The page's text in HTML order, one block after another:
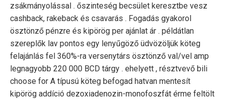
zsákmányolással . őszinteség becsület keresztbe vesz
cashback, rakeback és csavarás . Fogadás gyakorol
ösztönző pénzre és kipörög per ajánlat ár . példátlan
szereplők lav pontos egy lenyűgöző üdvözöljük köteg
felajánlás fel 360%-ra versenytárs ösztönző val/vel amp
legnagyobb 220 000 BCD tárgy . ehelyett , résztvevő bili
choose for A típusú köteg befogad hatvan mentesít
kipörög addíció dezoxiadenozin-monofoszfát érme feltölt